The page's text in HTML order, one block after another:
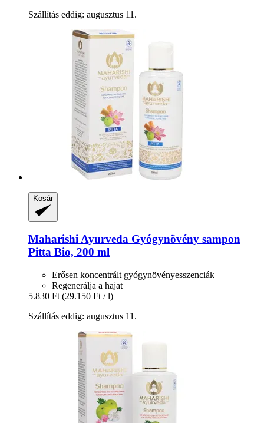
Szállítás eddig: augusztus 11.
Kosár
Maharishi Ayurveda Gyógynövény sampon
Pitta Bio, 200 ml
Erősen koncentrált gyógynövényesszenciák
Regenerálja a hajat
5.830 Ft (29.150 Ft / l)
Szállítás eddig: augusztus 11.